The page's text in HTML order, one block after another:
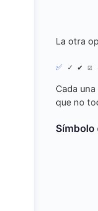
La otra
✅ ✓ ✔ ☑
Cada
que no
Símbolo